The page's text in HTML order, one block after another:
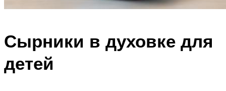
Сырники в духовке для
детей